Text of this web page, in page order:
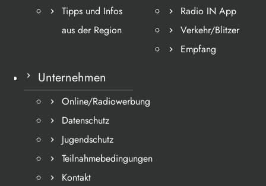
Tipps und Infos
aus der Region
Radio IN App
Verkehr/Blitzer
Empfang
Unternehmen
Online/Radiowerbung
Datenschutz
Jugendschutz
Teilnahmebedingungen
Kontakt